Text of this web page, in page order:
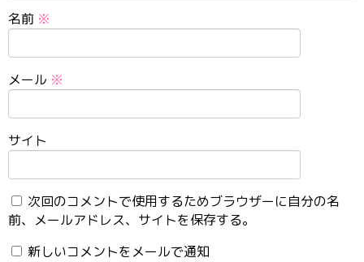
名前 ※
メール ※
サイト
次回のコメントで使用するためブラウザーに自分の名
前、メールアドレス、サイトを保存する。
新しいコメントをメールで通知